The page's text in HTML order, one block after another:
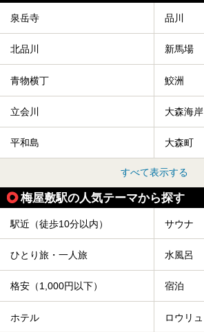
泉岳寺 品川
北品川 新馬場
青物横丁 鮫洲
立会川 大森海岸
平和島 大森町
すべて表示する
梅屋敷駅の人気テーマから探す
駅近（徒歩10分以内） サウナ
ひとり旅・一人旅 水風呂
格安（1,000円以下） 宿泊
ホテル ロウリュ